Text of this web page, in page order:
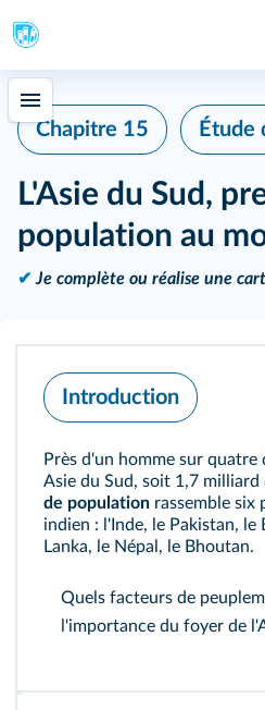
Chapitre 15 Étude
L'Asie du Sud,
population au
✔ Je complète ou réalise une
Introduction
Près d'un homme sur quatre
Asie du Sud, soit 1,7 milliard
de population rassemble six
indien : l'Inde, le Pakistan, le
Lanka, le Népal, le Bhoutan.
Quels facteurs de
l'importance du foyer de